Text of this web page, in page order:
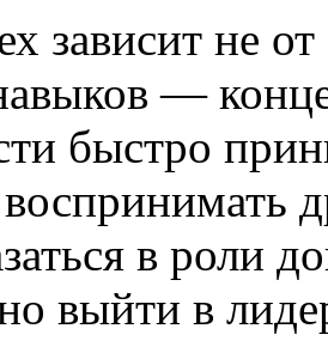
зависит не
—
быстро
в роли
выйти в